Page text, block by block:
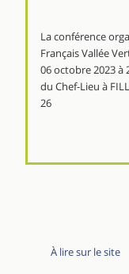
La conférence
Français Vallée
06 octobre 2023 à
du Chef-Lieu à
26
À lire sur le site